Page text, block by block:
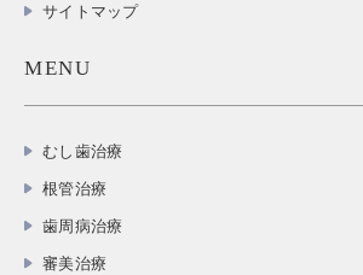
サイトマップ
MENU
むし歯治療
根管治療
歯周病治療
審美治療